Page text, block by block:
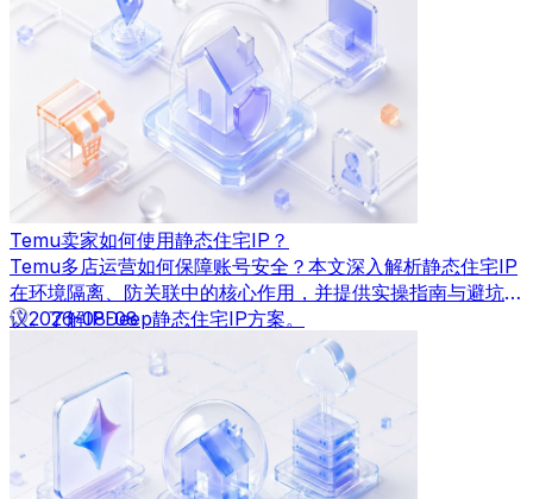
Temu卖家如何使用静态住宅IP？
Temu多店运营如何保障账号安全？本文深入解析静态住宅IP
在环境隔离、防关联中的核心作用，并提供实操指南与避坑建
议。了解IPDeep静态住宅IP方案。
2026-08-08